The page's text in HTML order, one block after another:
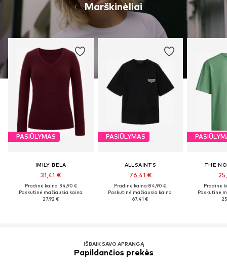
Marškinėliai
PASIŪLYMAS
IMILY BELA
31,41 €
Pradinė kaina: 34,90 €
Paskutinė mažiausia kaina:
27,92 €
PASIŪLYMAS
ALLSAINTS
76,41 €
Pradinė kaina: 84,90 €
Paskutinė mažiausia kaina:
67,41 €
THE
Pradinė
Paskutinė
IŠBAIK SAVO APRANGĄ
Papildančios prekės